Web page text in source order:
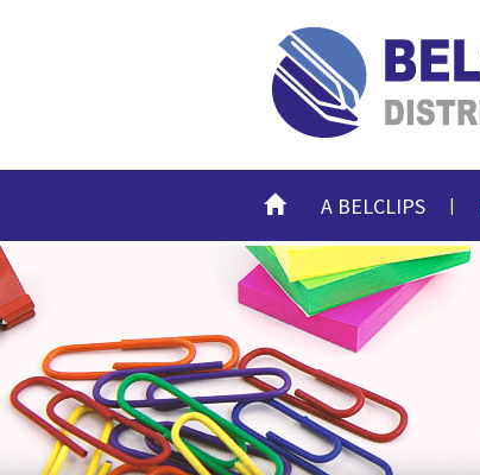
HOMEA BELCLIPS |